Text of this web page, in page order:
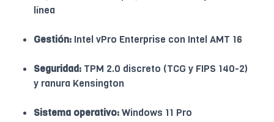
línea
Gestión: Intel vPro Enterprise con Intel AMT 16
Seguridad: TPM 2.0 discreto (TCG y FIPS 140-2)
y ranura Kensington
Sistema operativo:Windows 11 Pro